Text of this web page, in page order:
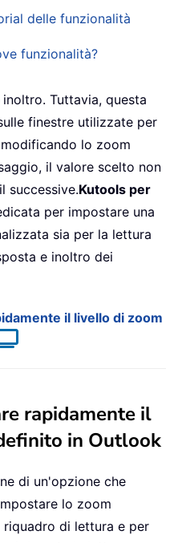
delle funzionalità
funzionalità?
Tuttavia, questa
finestre utilizzate per
lo zoom
il valore scelto non
successive.Kutools per
per impostare una
sia per la lettura
e inoltro dei
il livello di zoom
rapidamente il
in Outlook
di un'opzione che
lo zoom
di lettura e per